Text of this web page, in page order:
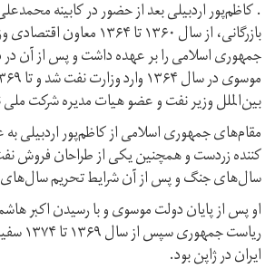
. کاظم‌پور اردبیلی بعد از حضور در کابینه
بازرگانی، از سال ۱۳۶۰ تا ۱۳۶۴
جمهوری اسلامی را بر عهده داشت و پس از آن
بین‌الملل وزیر نفت و عضو هیات مدیره شرکت ملی
مقام‌های جمهوری اسلامی از کاظم‌پور اردبیلی
کننده زردست و همچنین یکی از طراحان فروش
سال‌های جنگ و پس از آن شرایط تحریم سال‌های
او پس از پایان دولت موسوی و با رسیدن اکبر
ریاست
ایران در ژاپن بود.